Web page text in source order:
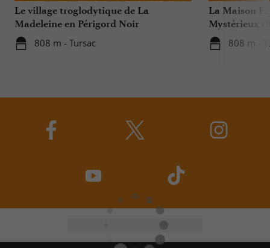
Le village troglodytique de La
Madeleine en Périgord Noir
808 m - Tursac
La Maison
Mystérieux
Périgord Noir
808 m -